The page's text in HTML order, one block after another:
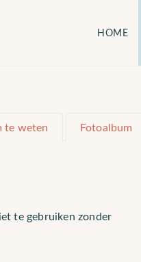
HOME
te weten Fotoalbum
te gebruiken zonder